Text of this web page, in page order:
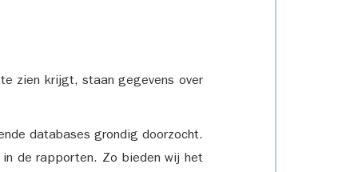
zien krijgt, staan gegevens over
databases grondig doorzocht.
de rapporten. Zo bieden wij het